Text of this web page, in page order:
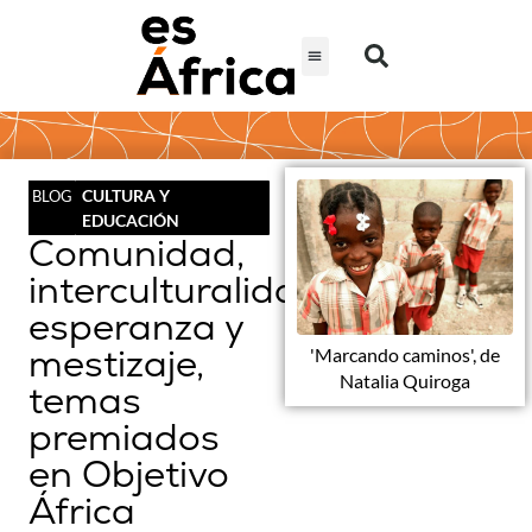
BLOG CULTURA Y
EDUCACIÓN
Comunidad,
interculturalidad,
esperanza y
mestizaje,
temas
premiados
en Objetivo
África
'Marcando caminos', de
Natalia Quiroga